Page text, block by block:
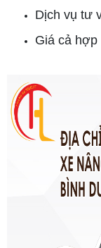
Dịch vụ tư
Giá cả